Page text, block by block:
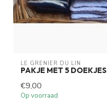
LE GRENIER DU LIN
PAKJE MET 5 DOEKJES
€9,00
Op voorraad